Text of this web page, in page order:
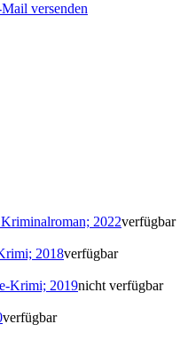
versenden
2022verfügbar
2018verfügbar
Krimi; 2019nicht verfügbar
verfügbar